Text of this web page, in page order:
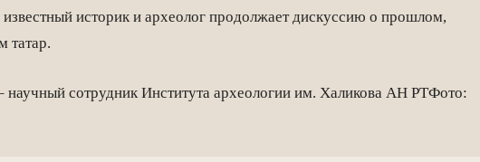
историк и археолог продолжает дискуссию о прошлом,
татар.
научный сотрудник Института археологии им. Халикова АН РТФото: